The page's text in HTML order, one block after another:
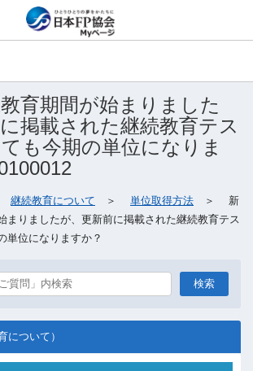
育期間が始まりました
掲載された継続教育テス
も今期の単位になりま
継続教育について ＞ 単位取得方法 ＞ 新
まりましたが、更新前に掲載された継続教育テス
単位になりますか？
について）